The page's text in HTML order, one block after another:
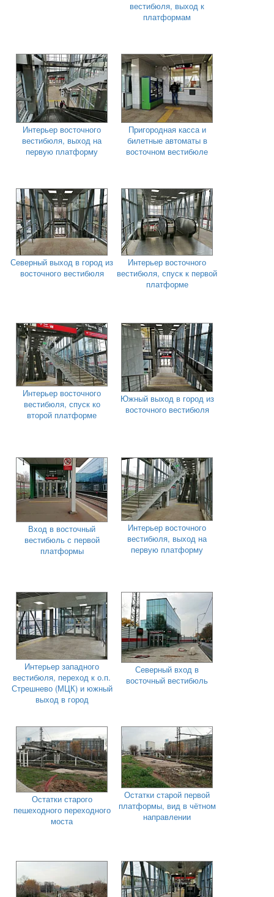
вестибюля, выход к
платформам
Интерьер восточного
вестибюля, выход на
первую платформу
Пригородная касса и
билетные автоматы в
восточном вестибюле
Северный выход в город из
восточного вестибюля
Интерьер восточного
вестибюля, спуск к первой
платформе
Интерьер восточного
вестибюля, спуск ко
второй платформе
Южный выход в город из
восточного вестибюля
Вход в восточный
вестибюль с первой
платформы
Интерьер восточного
вестибюля, выход на
первую платформу
Интерьер западного
вестибюля, переход к о.п.
Стрешнево (МЦК) и южный
выход в город
Северный вход в
восточный вестибюль
Остатки старого
пешеходного переходного
моста
Остатки старой первой
платформы, вид в чётном
направлении